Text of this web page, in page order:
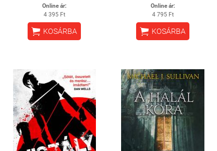
Online ár:
4 395 Ft
 KOSÁRBA
Online ár:
4 795 Ft
 KOSÁRBA